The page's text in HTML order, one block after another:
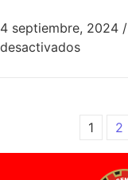
4 septiembre, 2024 /
desactivados
1 2